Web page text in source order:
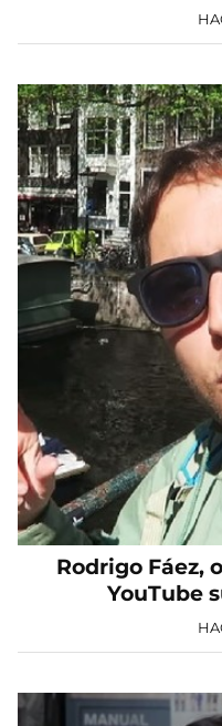
Rodrigo Fáez,
YouTube